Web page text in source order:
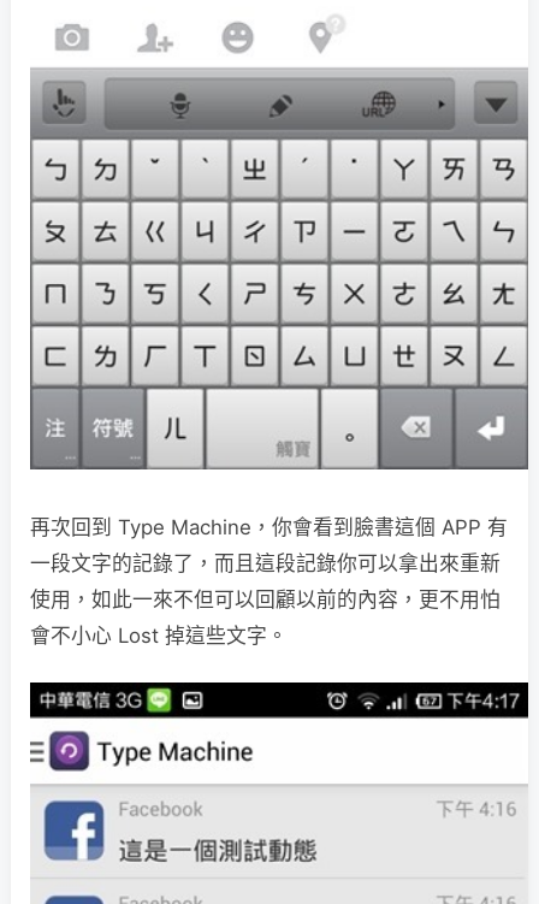
再次回到 Type Machine，你會看到臉書這個 APP 有
一段文字的記錄了，而且這段記錄你可以拿出來重新
使用，如此一來不但可以回顧以前的內容，更不用怕
會不小心 Lost 掉這些文字。